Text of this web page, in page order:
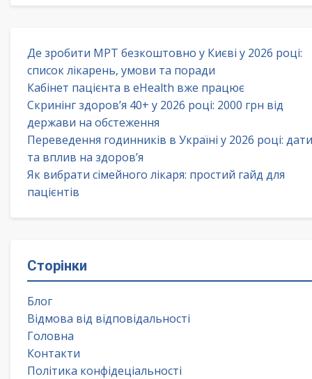
Де зробити МРТ безкоштовно у Києві у 2026 році:
список лікарень, умови та поради
Кабінет пацієнта в eHealth вже працює
Скринінг здоров’я 40+ у 2026 році: 2000 грн від
держави на обстеження
Переведення годинників в Україні у 2026 році: дати
та вплив на здоров’я
Як вибрати сімейного лікаря: простий гайд для
пацієнтів
Сторінки
Блог
Відмова від відповідальності
Головна
Контакти
Політика конфідеціальності